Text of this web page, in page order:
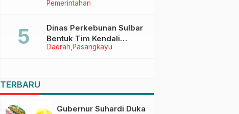
Pemerintahan
Dorong Transformasi
ASN
Daerah Pasangkayu
Dinas Perkebunan Sulbar
Bentuk Tim Kendali
Internal ICS untuk Dukung
TERBARU
Gubernur Suhardi Duka